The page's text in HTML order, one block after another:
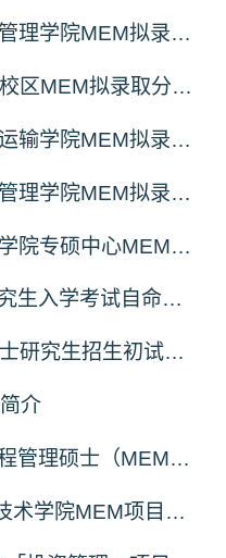
2026北京科技大学经济管理学院MEM拟录取分析解读
2026北京交通大学威海校区MEM拟录取分析解读
2026北京交通大学交通运输学院MEM拟录取分析解读
2026北京交通大学经济管理学院MEM拟录取分析解读
2026北京化工大学经管学院专硕中心MEM拟录取分析解读
关于公布2027年硕士研究生入学考试自命题考试科目考试大纲的通知
关于调整我校2027年硕士研究生招生初试科目的公告
介
2027年上海海事大学工程管理硕士（MEM）宁波产教融合研究生培养项目
上海交通大学生命科学技术学院MEM项目全新介绍